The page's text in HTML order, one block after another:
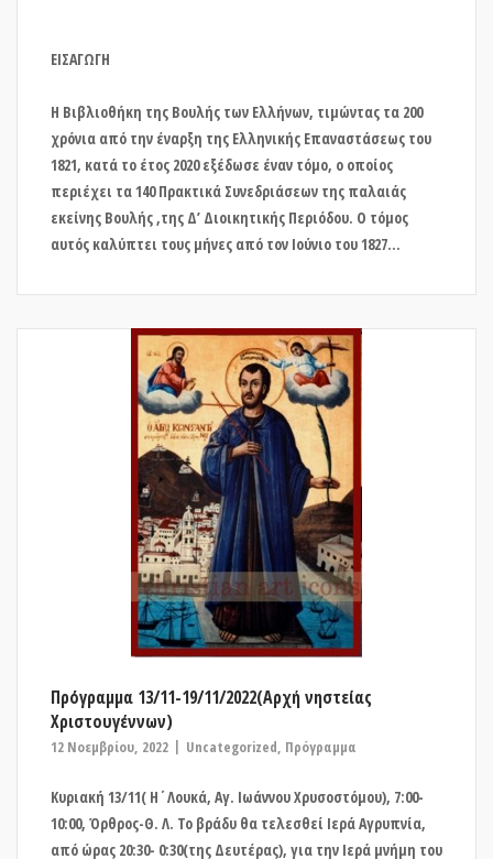
Η Βιβλιοθήκη της Βουλής των Ελλήνων, τιμώντας τα 200
χρόνια από την έναρξη της Ελληνικής Επαναστάσεως του
1821, κατά το έτος 2020 εξέδωσε έναν τόμο, ο οποίος
περιέχει τα 140 Πρακτικά Συνεδριάσεων της παλαιάς
εκείνης Βουλής ,της Δ’ Διοικητικής Περιόδου. Ο τόμος
αυτός καλύπτει τους μήνες από τον Ιούνιο του 1827...
Πρόγραμμα 13/11-19/11/2022(Αρχή νηστείας
Χριστουγέννων)
12 Νοεμβρίου, 2022 Uncategorized, Πρόγραμμα
Κυριακή 13/11( Η΄Λουκά, Αγ. Ιωάννου Χρυσοστόμου), 7:00-
10:00, Όρθρος-Θ. Λ. Το βράδυ θα τελεσθεί Ιερά Αγρυπνία,
από ώρας 20:30- 0:30(της Δευτέρας), για την Ιερά μνήμη του